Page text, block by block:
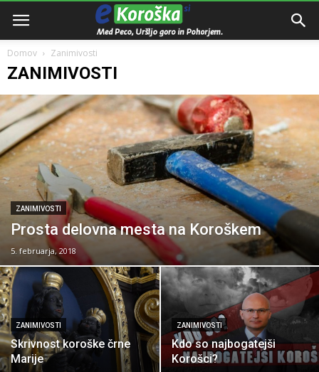
Domov Zanimivosti
ZANIMIVOSTI
ZANIMIVOSTI
Prosta delovna mesta na Koroškem
5. februarja, 2018
ZANIMIVOSTI
Skrivnost koroške črne
Marije
ZANIMIVOSTI
Kdo so najbogatejši
Korošci?